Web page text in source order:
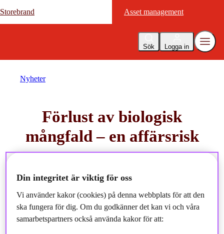
Storebrand Asset management
Sök Logga in
Storebrand Asset management
Nyheter
Förlust av biologisk
mångfald – en affärsrisk
Din integritet är viktig för oss
Vi använder kakor (cookies) på denna webbplats för att den
ska fungera för dig. Om du godkänner det kan vi och våra
samarbetspartners också använda kakor för att: